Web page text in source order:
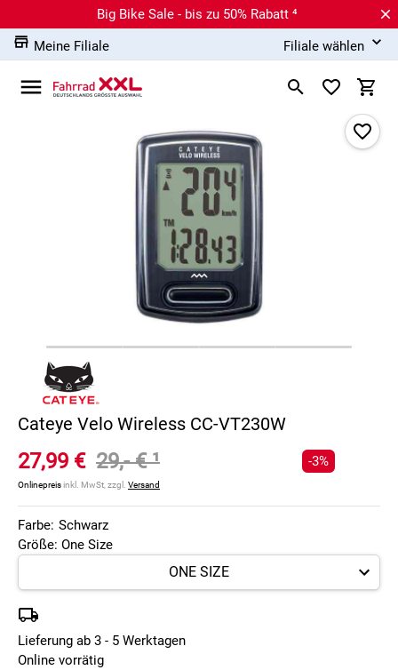
Big Bike Sale - bis zu 50% Rabatt ⁴
Meine Filiale
Filiale wählen
Cateye Velo Wireless CC-VT230W
27,99 € 29,- €¹
Onlinepreisinkl. MwSt, zzgl. Versand
-3%
Farbe: Schwarz
Größe: One Size
Lieferung ab 3 - 5 Werktagen
Online vorrätig